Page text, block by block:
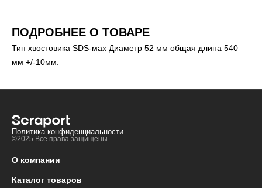
ПОДРОБНЕЕ О ТОВАРЕ
Тип хвостовика SDS-мax Диаметр 52 мм общая длина 540
мм +/-10мм.
Политика конфиденциальности
©2025 Все права защищены
О компании
Каталог товаров